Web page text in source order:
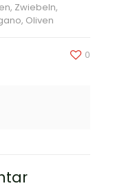
Zwiebeln,
Oliven
0